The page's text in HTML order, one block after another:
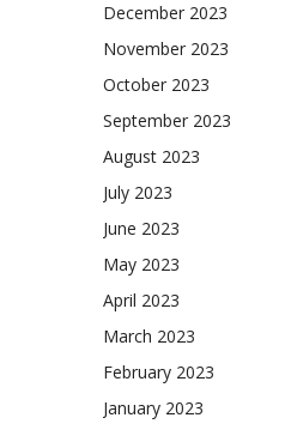
December 2023
November 2023
October 2023
September 2023
August 2023
July 2023
June 2023
May 2023
April 2023
March 2023
February 2023
January 2023